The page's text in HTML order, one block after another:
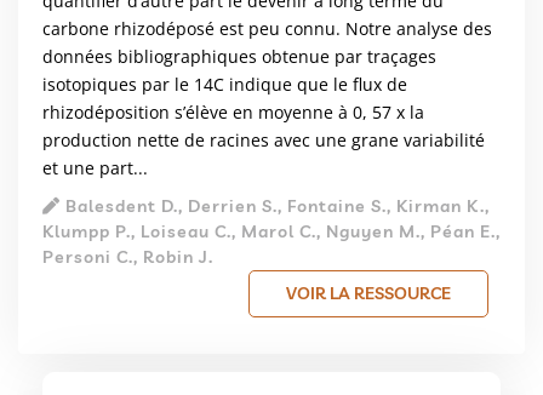
carbone rhizodéposé est peu connu. Notre analyse des
données bibliographiques obtenue par traçages
isotopiques par le 14C indique que le flux de
rhizodéposition s’élève en moyenne à 0, 57 x la
production nette de racines avec une grane variabilité
et une part...
Balesdent D., Derrien S., Fontaine S., Kirman K.,
Klumpp P., Loiseau C., Marol C., Nguyen M., Péan E.,
Personi C., Robin J.
VOIR LA RESSOURCE